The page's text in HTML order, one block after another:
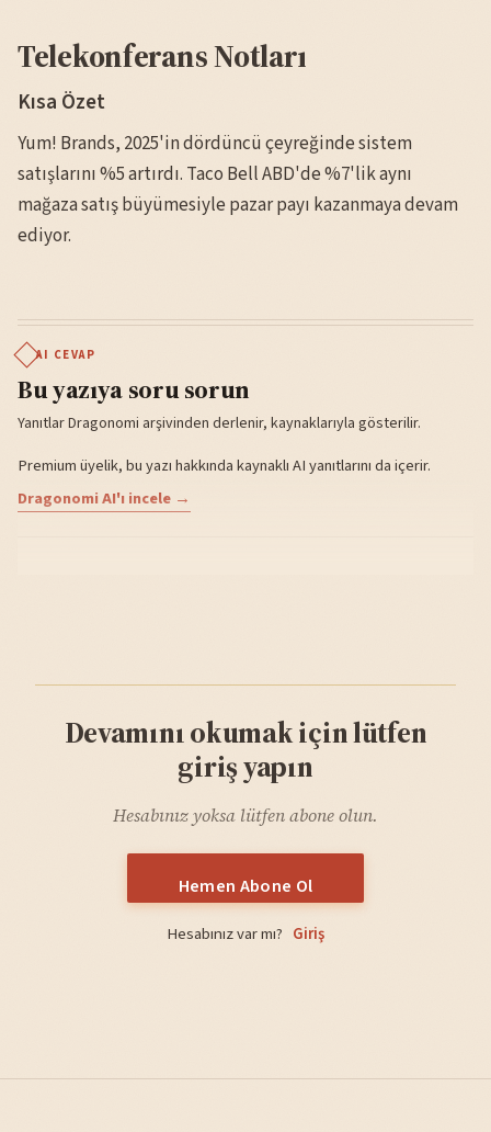
Telekonferans Notları
Kısa Özet
Yum! Brands, 2025'in dördüncü çeyreğinde sistem
satışlarını %5 artırdı. Taco Bell ABD'de %7'lik aynı
mağaza satış büyümesiyle pazar payı kazanmaya devam
ediyor.
AI CEVAP
Bu yazıya soru sorun
Yanıtlar Dragonomi arşivinden derlenir, kaynaklarıyla gösterilir.
Premium üyelik, bu yazı hakkında kaynaklı AI yanıtlarını da içerir.
Dragonomi AI'ı incele →
Devamını okumak için lütfen
giriş yapın
Hesabınız yoksa lütfen abone olun.
Hemen Abone Ol
Hesabınız var mı? Giriş